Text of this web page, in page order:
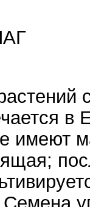
имеют
Семена